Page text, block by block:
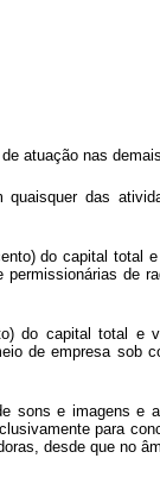
atuação nas
das
do capital
do capital total
de empresa
sons e imagens
para
desde que no